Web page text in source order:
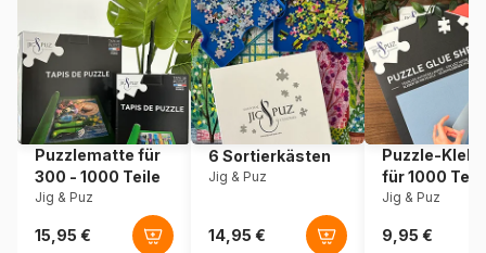
Teileanzahl 1000 Teile
Maße 68 x 49 cm
Puzzlematte für
300 - 1000 Teile
Jig & Puz
6 Sortierkästen
Jig & Puz
Puzzle-
für 1000
Jig & Puz